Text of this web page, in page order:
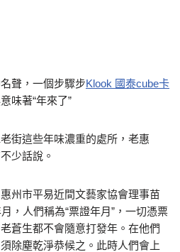
聲，一個步驟步Klook 國泰cube卡
味著“年來了”
街這些年味濃重的處所，老惠
少話說。
州市平易近間文藝家協會理事苗
，人們稱為“票證年月”，一切憑票
蒼生都不會隨意打發年。在他們
除塵乾淨恭候之。此時人們會上